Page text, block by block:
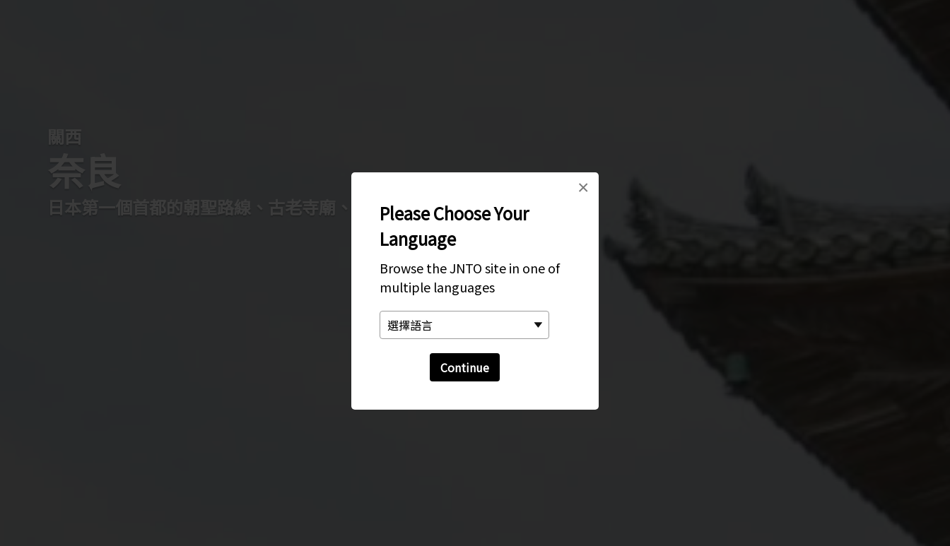
Please Choose Your
Language
Browse the JNTO site in one of
multiple languages
Continue
×
關西
奈良
日本第一個首都的朝聖路線、古老寺廟、櫻花與鹿群